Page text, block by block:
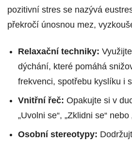
pozitivní stres se nazývá
překročí únosnou mez,
Relaxační techniky:
dýchání, které pomáhá
frekvenci, spotřebu kyslíku i
Vnitřní řeč: Opakujte si v
„Uvolni se“, „Zklidni se“
Osobní stereotypy: